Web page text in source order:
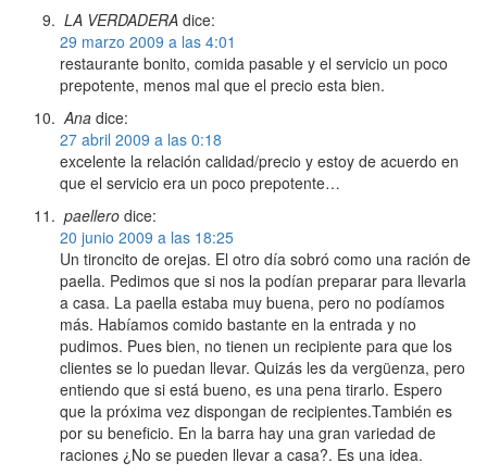
LA VERDADERA dice:
29 marzo 2009 a las 4:01
restaurante bonito, comida pasable y el servicio un poco
prepotente, menos mal que el precio esta bien.
Ana dice:
27 abril 2009 a las 0:18
excelente la relación calidad/precio y estoy de acuerdo en
que el servicio era un poco prepotente…
paellero dice:
20 junio 2009 a las 18:25
Un tironcito de orejas. El otro día sobró como una ración de
paella. Pedimos que si nos la podían preparar para llevarla
a casa. La paella estaba muy buena, pero no podíamos
más. Habíamos comido bastante en la entrada y no
pudimos. Pues bien, no tienen un recipiente para que los
clientes se lo puedan llevar. Quizás les da vergüenza, pero
entiendo que si está bueno, es una pena tirarlo. Espero
que la próxima vez dispongan de recipientes.También es
por su beneficio. En la barra hay una gran variedad de
raciones ¿No se pueden llevar a casa?. Es una idea.